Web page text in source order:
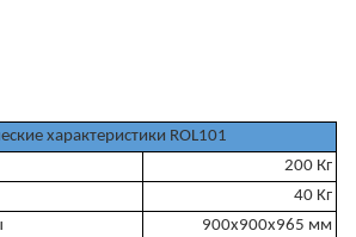
характеристики ROL101
200 Кг
40 Kг
900x900x965 мм